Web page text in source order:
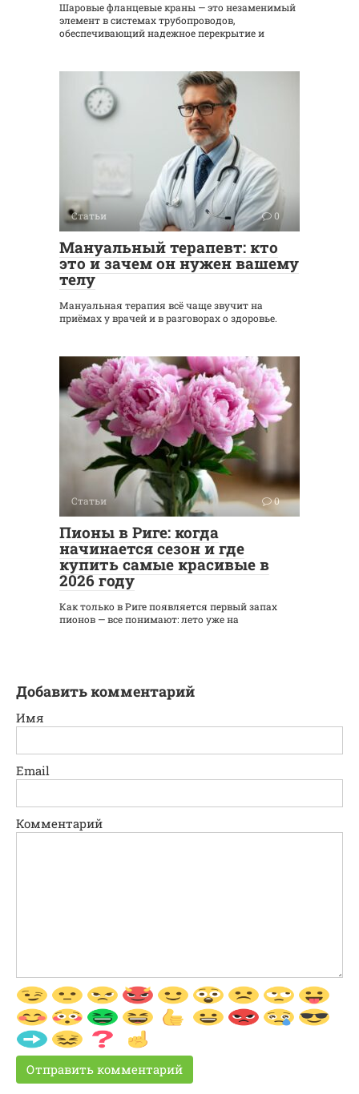
Шаровые фланцевые краны — это незаменимый
элемент в системах трубопроводов,
обеспечивающий надежное перекрытие и
Статьи 0
Мануальный терапевт: кто
это и зачем он нужен вашему
телу
Мануальная терапия всё чаще звучит на
приёмах у врачей и в разговорах о здоровье.
Статьи 0
Пионы в Риге: когда
начинается сезон и где
купить самые красивые в
2026 году
Как только в Риге появляется первый запах
пионов — все понимают: лето уже на
Добавить комментарий
Имя
Email
Комментарий